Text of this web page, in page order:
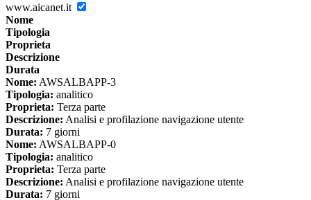
www.aicanet.it
Nome
Tipologia
Proprieta
Descrizione
Durata
Nome: AWSALBAPP-3
Tipologia: analitico
Proprieta: Terza parte
Descrizione: Analisi e profilazione navigazione utente
Durata: 7 giorni
Nome: AWSALBAPP-0
Tipologia: analitico
Proprieta: Terza parte
Descrizione: Analisi e profilazione navigazione utente
Durata: 7 giorni